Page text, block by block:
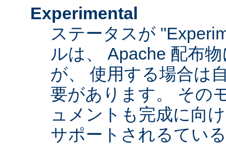
Experimental
ステータスが
ルは、 Apache 配布
が、 使用する場合は
要があります。 その
ュメントも完成に向
サポートされるてい